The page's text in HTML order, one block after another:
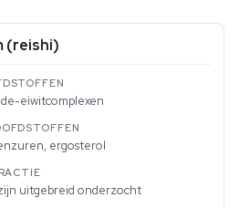
(reishi)
eiwitcomplexen
ergosterol
uitgebreid onderzocht